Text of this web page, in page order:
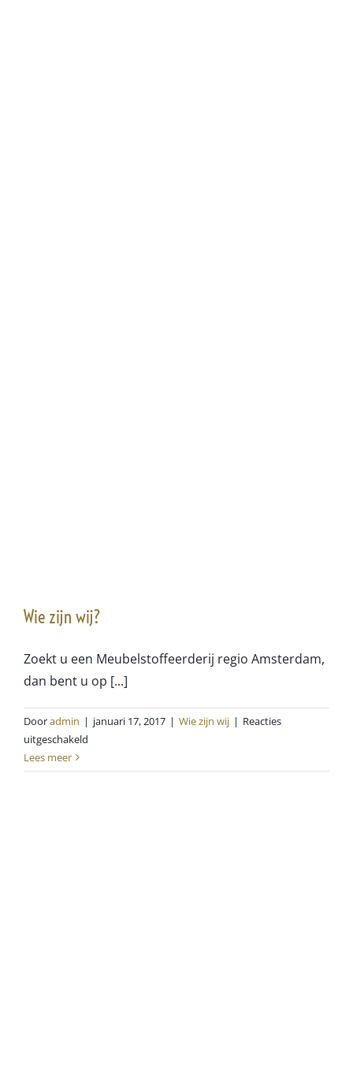
Wie zijn wij?
Zoekt u een Meubelstoffeerderij regio Amsterdam,
dan bent u op [...]
Dooradmin | januari 17, 2017 | Wie zijn wij | Reacties
uitgeschakeld
zijn
Lees meer